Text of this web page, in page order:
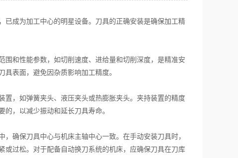
成为加工中心的明星设备。刀具的正确安装是确保加工精
和性能参数，如切削速度、进给量和切削深度，是精准安
表面，避免因杂质影响加工精度。
，如弹簧夹头、液压夹头或热膨胀夹头。夹持装置的精度
，以减少振动和延长刀具寿命。
确保刀具中心与机床主轴中心一致。在手动安装刀具时，
或过松。对于配备自动换刀系统的机床，应确保刀具在刀库